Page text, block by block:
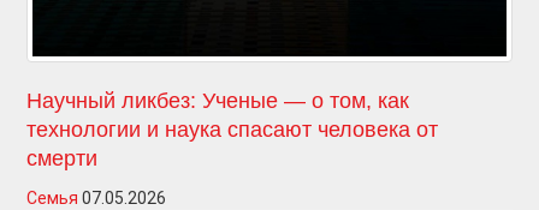
Научный ликбез: Ученые — о том, как
технологии и наука спасают человека от
смерти
Семья 07.05.2026